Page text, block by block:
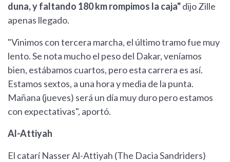
duna, y faltando 180 km rompimos la caja"dijo Zille
apenas llegado.
"Vinimos con tercera marcha, el último tramo fue muy
lento. Se nota mucho el peso del Dakar, veníamos
bien, estábamos cuartos, pero esta carrera es así.
Estamos sextos, a una hora y media de la punta.
Mañana (jueves) será un día muy duro pero estamos
con expectativas", aportó.
Al-Attiyah
El catarí Nasser Al-Attiyah (The Dacia Sandriders)